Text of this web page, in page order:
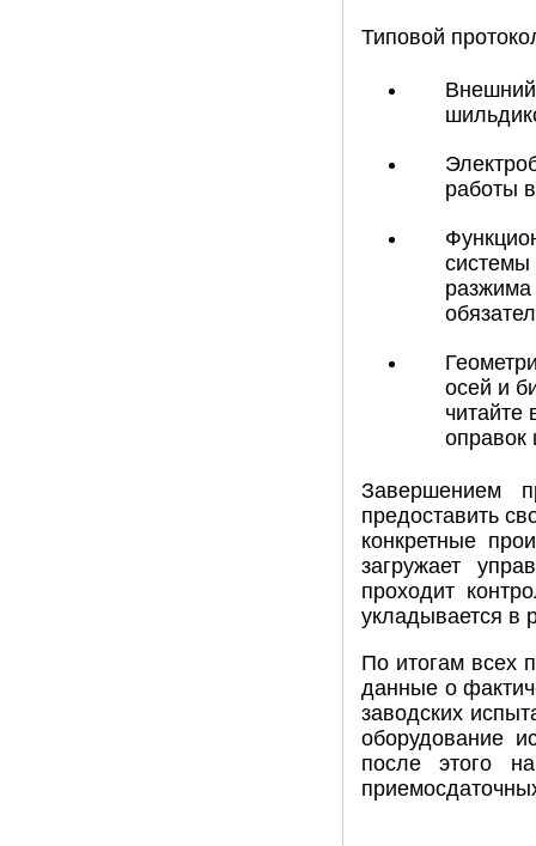
Типовой
Внешний
работы
разжима
осей и
оправок
Завершением
предоставить
конкретные
загружает
проходит
укладывается в
По итогам всех
данные о
заводских
оборудование
после этого